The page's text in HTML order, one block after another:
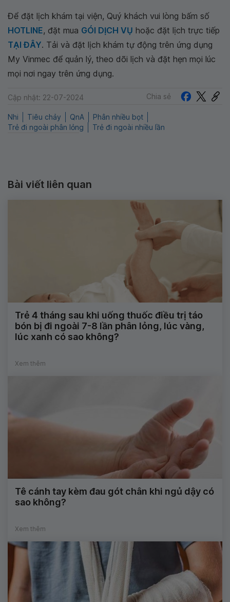
Để đặt lịch khám tại viện, Quý khách vui lòng bấm số
HOTLINE, đặt mua GÓI DỊCH VỤ hoặc đặt lịch trực tiếp
TẠI ĐÂY. Tải và đặt lịch khám tự động trên ứng dụng
My Vinmec để quản lý, theo dõi lịch và đặt hẹn mọi lúc
mọi nơi ngay trên ứng dụng.
Cập nhật: 22-07-2024 Chia sẻ
Nhi Tiêu chảy QnA
Phân nhiều bọt
Trẻ đi ngoài phân lỏng
Trẻ đi ngoài nhiều lần
Bài viết liên quan
Trẻ 4 tháng sau khi uống thuốc điều trị táo
bón bị đi ngoài 7-8 lần phân lỏng, lúc vàng,
lúc xanh có sao không?
Xem thêm
Tê cánh tay kèm đau gót chân khi ngủ dậy có
sao không?
Xem thêm